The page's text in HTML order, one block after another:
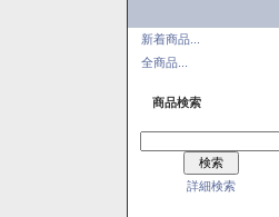
新着商品...
全商品...
商品検索
詳細検索